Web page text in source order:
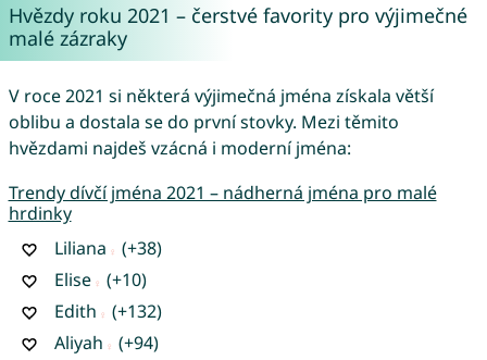
Hvězdy roku 2021 – čerstvé favority pro výjimečné
malé zázraky
V roce 2021 si některá výjimečná jména získala větší
oblibu a dostala se do první stovky. Mezi těmito
hvězdami najdeš vzácná i moderní jména:
Trendy dívčí jména 2021 – nádherná jména pro malé
hrdinky
Liliana
(+38)
Elise
(+10)
Edith
(+132)
Aliyah
(+94)